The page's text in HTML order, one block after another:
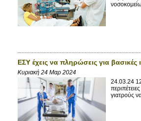
ΕΣΥ έχεις να πληρώσεις για βασικές
Κυριακή 24 Μαρ 2024
24.03.24
γιατρούς